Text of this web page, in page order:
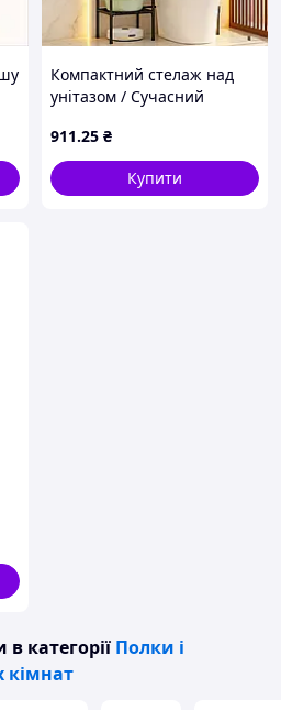
Компактний стелаж над
унітазом / Сучасний
кімнати 160х81х25 см
911.25 ₴
Купити
в категорії Полки і
кімнат